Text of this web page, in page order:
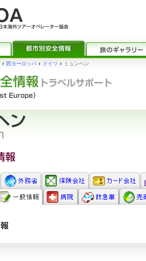
› 西ヨーロッパ › ドイツ › ミュンヘン